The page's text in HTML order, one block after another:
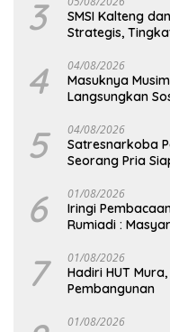
3
SMSI Kalteng
Strategis,
4 04/08/2026
Masuknya
Langsungkan
5 04/08/2026
Satresnarkoba
Seorang Pria
6 01/08/2026
Iringi
Rumiadi :
7 01/08/2026
Hadiri HUT
Pembangunan
01/08/2026